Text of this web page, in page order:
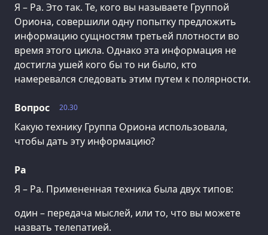
Я – Ра. Это так. Те, кого вы называете Группой
Ориона, совершили одну попытку предложить
информацию сущностям третьей плотности во
время этого цикла. Однако эта информация не
достигла ушей кого бы то ни было, кто
намеревался следовать этим путем к полярности.
20.30
Вопрос
Какую технику Группа Ориона использовала,
чтобы дать эту информацию?
Ра
Я – Ра. Примененная техника была двух типов:
один – передача мыслей, или то, что вы можете
назвать телепатией.